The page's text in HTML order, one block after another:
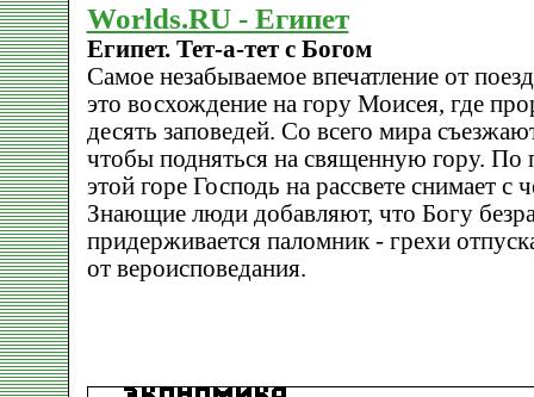
Worlds.RU - Египет
Египет. Тет-а-тет с Богом
Самое незабываемое впечатление от
это восхождение на гору Моисея, где
десять заповедей. Со всего мира
чтобы подняться на священную гору. По
этой горе Господь на рассвете снимает с
Знающие люди добавляют, что Богу
придерживается паломник - грехи
от вероисповедания.